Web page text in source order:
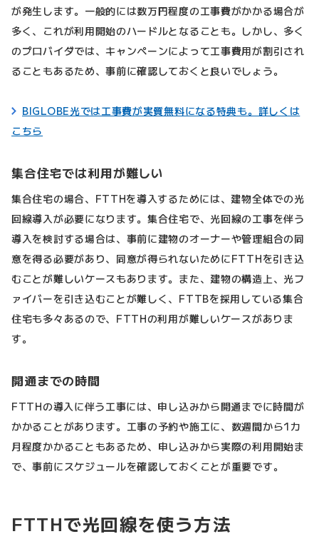
が発生します。一般的には数万円程度の工事費がかかる場合が
多く、これが利用開始のハードルとなることも。しかし、多く
のプロバイダでは、キャンペーンによって工事費用が割引され
ることもあるため、事前に確認しておくと良いでしょう。
BIGLOBE光では工事費が実質無料になる特典も。詳しくは
こちら
集合住宅では利用が難しい
集合住宅の場合、FTTHを導入するためには、建物全体での光
回線導入が必要になります。集合住宅で、光回線の工事を伴う
導入を検討する場合は、事前に建物のオーナーや管理組合の同
意を得る必要があり、同意が得られないためにFTTHを引き込
むことが難しいケースもあります。また、建物の構造上、光フ
ァイバーを引き込むことが難しく、FTTBを採用している集合
住宅も多々あるので、FTTHの利用が難しいケースがありま
す。
開通までの時間
FTTHの導入に伴う工事には、申し込みから開通までに時間が
かかることがあります。工事の予約や施工に、数週間から1カ
月程度かかることもあるため、申し込みから実際の利用開始ま
で、事前にスケジュールを確認しておくことが重要です。
FTTHで光回線を使う方法